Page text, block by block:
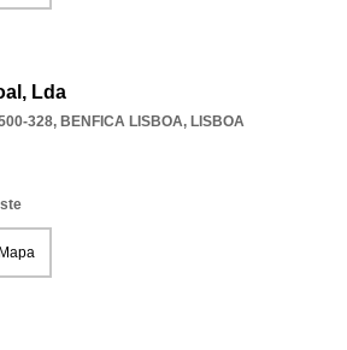
Lda
328, BENFICA LISBOA, LISBOA